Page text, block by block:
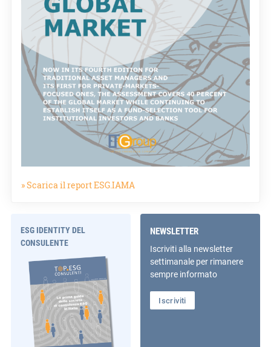
» Scarica il report ESG.IAMA
ESG IDENTITY DEL
CONSULENTE
NEWSLETTER
Iscriviti alla newsletter
settimanale per rimanere
sempre informato
Iscriviti